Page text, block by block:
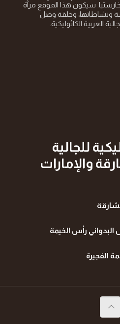
سيكون هذا الموقع مرآة
ونشاطاتها، وحلقة وصل
العربية الكاثوليكية.
للجالية
والإمارات
رأس الخيمة
الفجيرة